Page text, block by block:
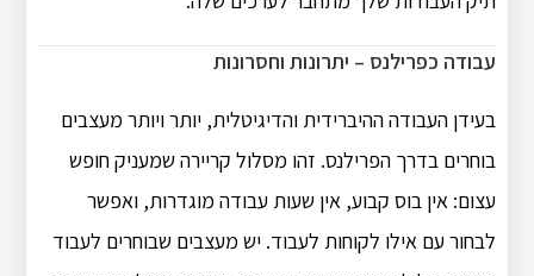
עבודה כפרילנס – יתרונות וחסרונות
בעידן העבודה ההיברידית והדיגיטלית, יותר ויותר מעצבים
בוחרים בדרך הפרילנס. זהו מסלול קריירה שמעניק חופש
עצום: אין בוס קבוע, אין שעות עבודה מוגדרות, ואפשר
לבחור עם אילו לקוחות לעבוד. יש מעצבים שבוחרים לעבוד